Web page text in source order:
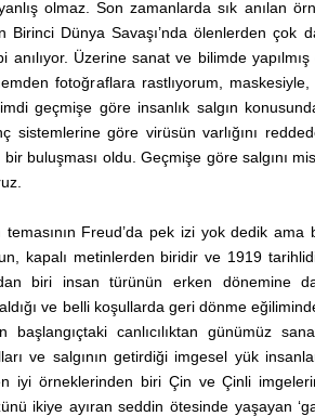
olmaz. Son zamanlarda sık anılan
Birinci Dünya Savaşı’nda ölenlerden
anılıyor. Üzerine sanat ve bilimde
fotoğraflara rastlıyorum,
geçmişe göre insanlık salgın
sistemlerine göre virüsün varlığını
bir buluşması oldu. Geçmişe göre salgını
Freud’da pek izi yok dedik
kapalı metinlerden biridir ve 1919
biri insan türünün erken dönemine
ve belli koşullarda geri dönme
başlangıçtaki canlıcılıktan günümüz
ve salgının getirdiği imgesel yük
iyi örneklerinden biri Çin ve Çinli
ikiye ayıran seddin ötesinde yaşayan